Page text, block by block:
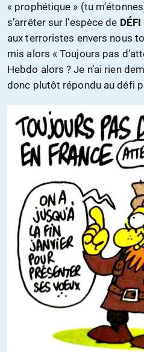
« prophétique » (tu
s’arrêter sur l’espèce de
aux terroristes envers nous
mis alors « Toujours pas
Hebdo alors ? Je n’ai rien
donc plutôt répondu au défi